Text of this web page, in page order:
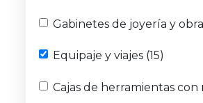
Gabinetes de joyería y
Equipaje y viajes (15)
Cajas de herramientas con